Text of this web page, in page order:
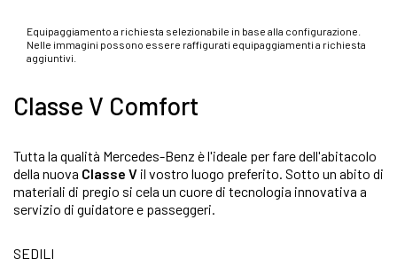
Equipaggiamento a richiesta selezionabile in base alla configurazione.
Nelle immagini possono essere raffigurati equipaggiamenti a richiesta
aggiuntivi.
Classe V Comfort
Tutta la qualità Mercedes-Benz è l'ideale per fare dell'abitacolo
della nuova Classe V il vostro luogo preferito. Sotto un abito di
materiali di pregio si cela un cuore di tecnologia innovativa a
servizio di guidatore e passeggeri.
SEDILI